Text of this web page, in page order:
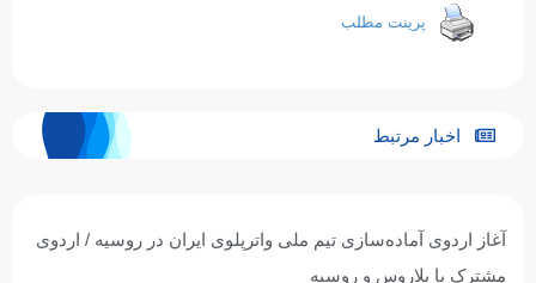
پرینت مطلب
اخبار مرتبط
آغاز اردوی آماده‌سازی تیم ملی واترپلوی ایران در روسیه / اردوی
مشترک با بلاروس و روسیه